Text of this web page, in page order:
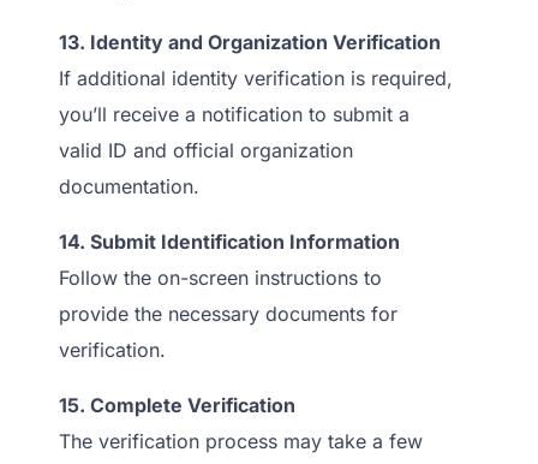
13. Identity and Organization Verification
If additional identity verification is required,
you’ll receive a notification to submit a
valid ID and official organization
documentation.
14. Submit Identification Information
Follow the on-screen instructions to
provide the necessary documents for
verification.
15. Complete Verification
The verification process may take a few